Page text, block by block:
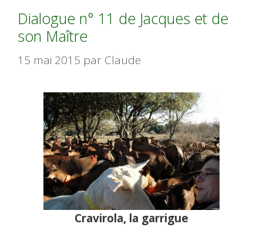
Dialogue n° 11 de Jacques et de
son Maître
15 mai 2015 par Claude
Cravirola, la garrigue